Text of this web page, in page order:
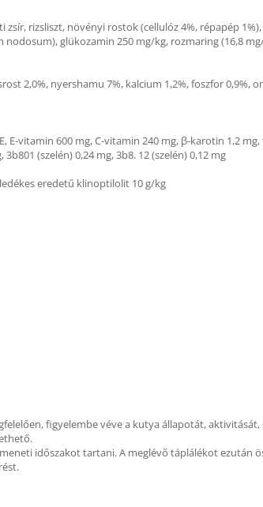
zsír, rizsliszt, növényi rostok (cellulóz 4%, répapép
nodosum), glükozamin 250 mg/kg, rozmaring (16,8
2,0%, nyershamu 7%, kalcium 1,2%, foszfor 0,9%,
E-vitamin 600 mg, C-vitamin 240 mg, β-karotin 1,2
(szelén) 0,24 mg, 3b8. 12 (szelén) 0,12 mg
eredetű klinoptilolit 10 g/kg
figyelembe véve a kutya állapotát,
időszakot tartani. A meglévő táplálékot ezután